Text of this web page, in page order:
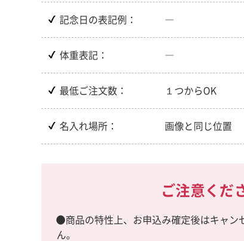
記念日の表記例： ―
体重表記： ―
最低ご注文数： １つからOK
名入れ場所： 画像と同じ位置
ご注意くだ
●商品の特性上、お申込み確定後はキャン
ん。